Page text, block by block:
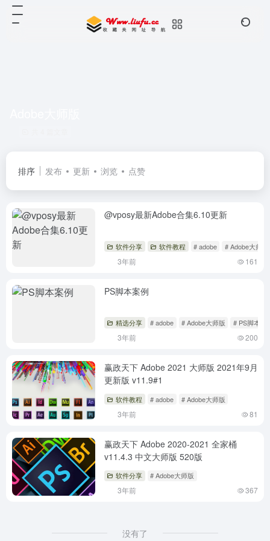
排序 发布 更新 浏览 点赞
@vposy最新Adobe合集6.10更新
软件分享 软件教程 # adobe # Adobe大师版
3年前 161
PS脚本案例
精选分享 # adobe # Adobe大师版 # PS脚本
3年前 200
赢政天下 Adobe 2021 大师版 2021年9月
更新版 v11.9#1
软件教程 # adobe # Adobe大师版
3年前 81
赢政天下 Adobe 2020-2021 全家桶
v11.4.3 中文大师版 520版
软件分享 # Adobe大师版
3年前 367
没有了